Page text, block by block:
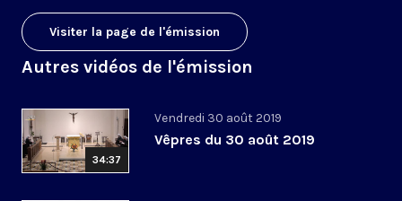
Visiter la page de l'émission
Autres vidéos de l'émission
34:37
Vendredi 30 août 2019
Vêpres du 30 août 2019